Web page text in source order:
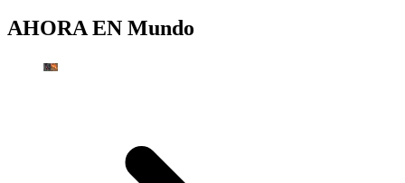
AHORA EN Mundo